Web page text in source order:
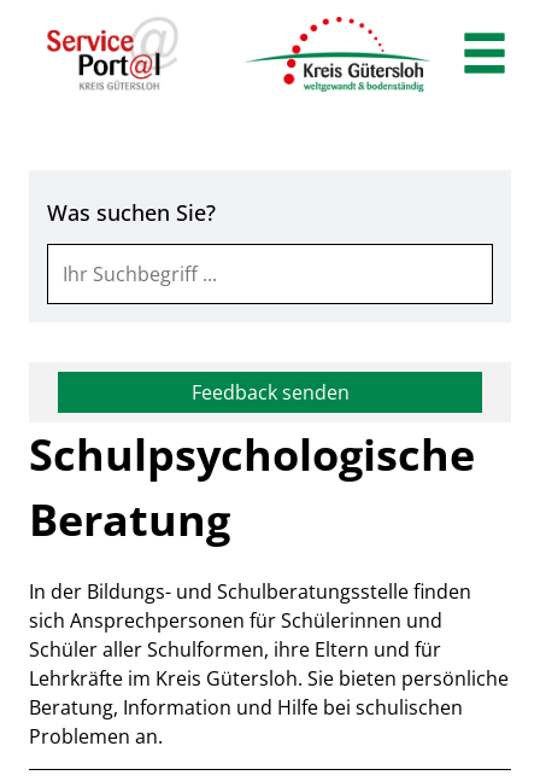
Zum Hauptinhalt springen
Zum Hauptinhalt
Was suchen Sie?
Feedback senden
Schulpsychologische
Beratung
Kurzbeschreibung
In der Bildungs- und Schulberatungsstelle finden
sich Ansprechpersonen für Schülerinnen und
Schüler aller Schulformen, ihre Eltern und für
Lehrkräfte im Kreis Gütersloh. Sie bieten persönliche
Beratung, Information und Hilfe bei schulischen
Problemen an.